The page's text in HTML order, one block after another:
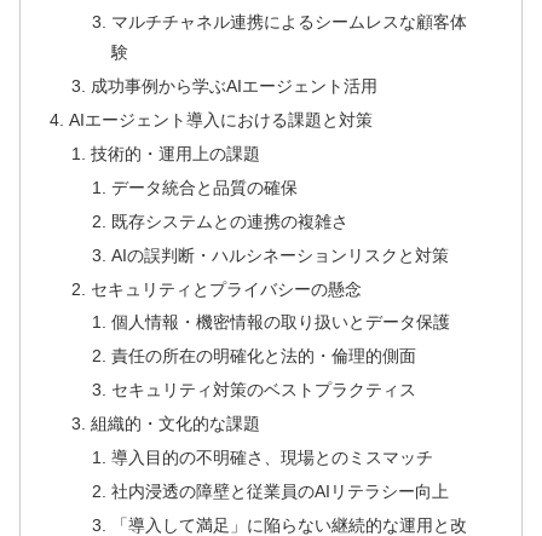
マルチチャネル連携によるシームレスな顧客体
験
成功事例から学ぶAIエージェント活用
AIエージェント導入における課題と対策
技術的・運用上の課題
データ統合と品質の確保
既存システムとの連携の複雑さ
AIの誤判断・ハルシネーションリスクと対策
セキュリティとプライバシーの懸念
個人情報・機密情報の取り扱いとデータ保護
責任の所在の明確化と法的・倫理的側面
セキュリティ対策のベストプラクティス
組織的・文化的な課題
導入目的の不明確さ、現場とのミスマッチ
社内浸透の障壁と従業員のAIリテラシー向上
「導入して満足」に陥らない継続的な運用と改